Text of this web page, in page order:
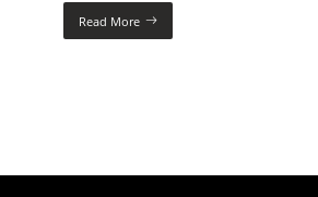
Read More